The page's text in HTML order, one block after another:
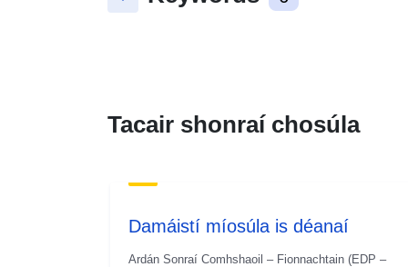
Tacair shonraí chosúla
Damáistí míosúla is déanaí
Ardán Sonraí Comhshaoil – Fionnachtain (EDP –